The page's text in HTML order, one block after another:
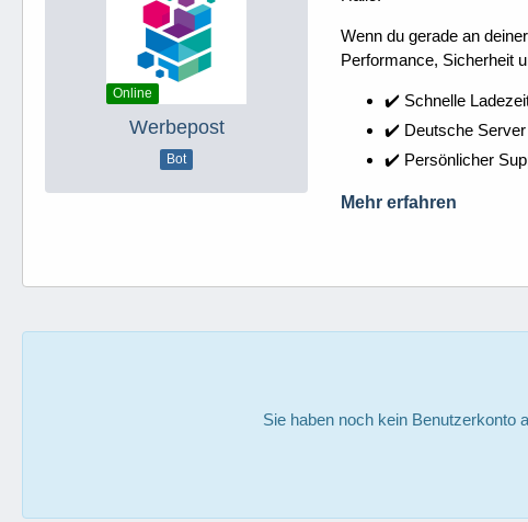
Online
Werbepost
Bot
Wenn du gerade an
Performance, Sicherheit
✔️ Schnelle
✔️ Deutsche
✔️ Persönlicher
Mehr erfahren
Sie haben noch kein Benutzerkonto